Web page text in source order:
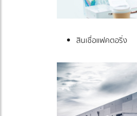
สินเชื่อแฟคตอริ่ง